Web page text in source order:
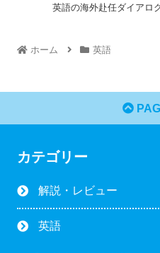
英語の海外赴任ダイアロ
ホーム 英語
カテゴリー
解説・レビュー
英語